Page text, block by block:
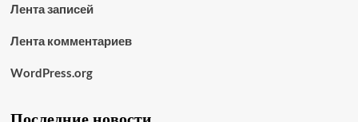
Лента записей
Лента комментариев
WordPress.org